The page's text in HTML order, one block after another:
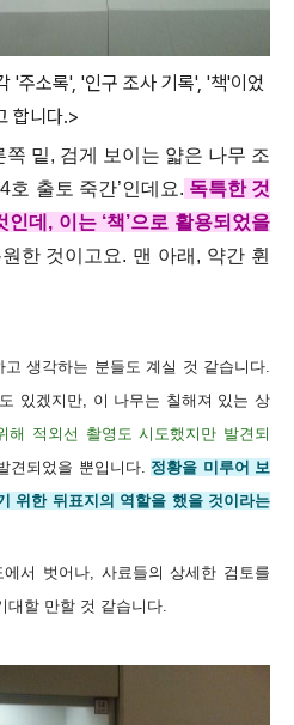
'주소록', '인구 조사 기록', '책'이었
합니다.>
밑, 검게 보이는 얇은 나무 조
호 출토 죽간’인데요. 독특한 것
데, 이는 ‘책’으로 활용되었을
한 것이고요. 맨 아래, 약간 휜
고 생각하는 분들도 계실 것 같습니다.
있겠지만, 이 나무는 칠해져 있는 상
해 적외선 촬영도 시도했지만 발견되
견되었을 뿐입니다. 정황을 미루어 보
위한 뒤표지의 역할을 했을 것이라는
서 벗어나, 사료들의 상세한 검토를
할 만할 것 같습니다.